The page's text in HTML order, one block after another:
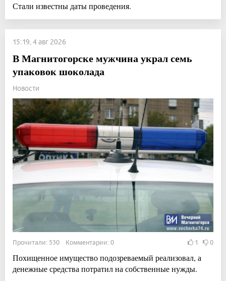
Стали известны даты проведения.
15:19, 4 авг 2026
В Магнитогорске мужчина украл семь
упаковок шоколада
Новости
Прочитали: 530 Комментарии: 0 1 0
Похищенное имущество подозреваемый реализовал, а
денежные средства потратил на собственные нужды.